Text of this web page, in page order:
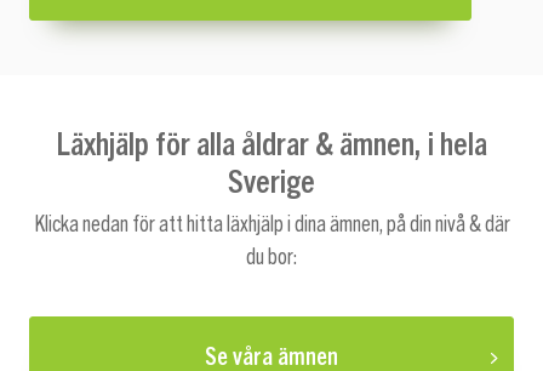
Läxhjälp för alla åldrar & ämnen, i hela
Sverige
Klicka nedan för att hitta läxhjälp i dina ämnen, på din nivå & där
du bor:
Se våra ämnen